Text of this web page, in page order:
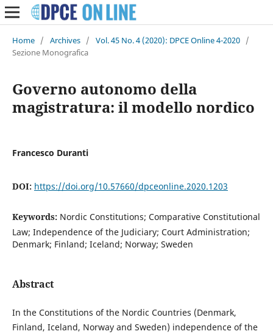
Home / Archives / Vol. 45 No. 4 (2020): DPCE Online 4-2020 /
Sezione Monografica
Governo autonomo della
magistratura: il modello nordico
Francesco Duranti
DOI: https://doi.org/10.57660/dpceonline.2020.1203
Keywords: Nordic Constitutions; Comparative Constitutional
Law; Independence of the Judiciary; Court Administration;
Denmark; Finland; Iceland; Norway; Sweden
Abstract
In the Constitutions of the Nordic Countries (Denmark,
Finland, Iceland, Norway and Sweden) independence of the